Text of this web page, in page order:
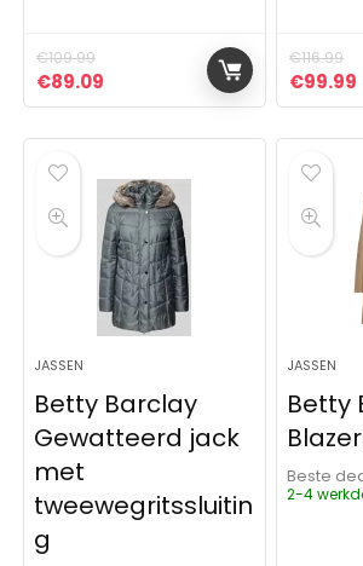
€109.99
Oorspronkelijke prijs was: €109.99.
€89.09 Huidige prijs is: €89.09.
€116.99
€99.99
JASSEN
Betty Barclay
Gewatteerd jack
met
tweewegritssluitin
g
JASSEN
Betty
Beste
2-4